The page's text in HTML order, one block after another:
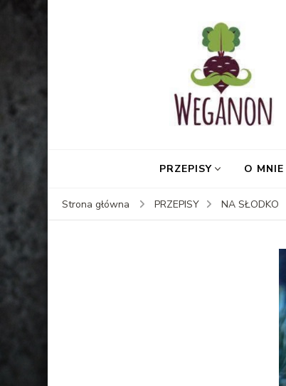
PRZEPISY O MNIE
Strona główna PRZEPISY NA SŁODKO